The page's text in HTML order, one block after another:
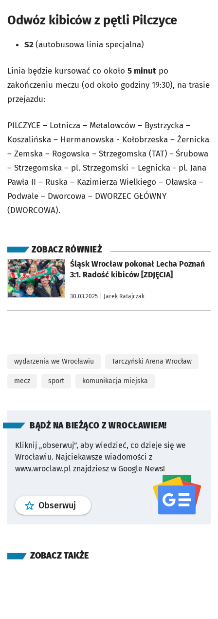
Odwóz kibiców z pętli Pilczyce
S2(autobusowa linia specjalna)
Linia będzie kursować co około 5 minut po
zakończeniu meczu (od około godziny 19:30), na trasie
przejazdu:
PILCZYCE – Lotnicza – Metalowców – Bystrzycka –
Koszalińska – Hermanowska - Kołobrzeska – Żernicka
– Zemska – Rogowska – Strzegomska (TAT) - Śrubowa
– Strzegomska – pl. Strzegomski – Legnicka - pl. Jana
Pawła II – Ruska – Kazimierza Wielkiego – Oławska –
Podwale – Dworcowa – DWORZEC GŁÓWNY
(DWORCOWA).
ZOBACZ RÓWNIEŻ
Śląsk Wrocław pokonał Lecha Poznań
3:1. Radość kibiców [ZDJĘCIA]
30.03.2025 | Jarek Ratajczak
otworzy się w nowej karcie
wydarzenia we Wrocławiu Tarczyński Arena Wrocław
mecz sport komunikacja miejska
BĄDŹ NA BIEŻĄCO Z WROCŁAWIEM!
Kliknij „obserwuj”, aby wiedzieć, co dzieje się we
Wrocławiu. Najciekawsze wiadomości z
www.wroclaw.pl znajdziesz w Google News!
Obserwuj profil serwisu
ZOBACZ TAKŻE